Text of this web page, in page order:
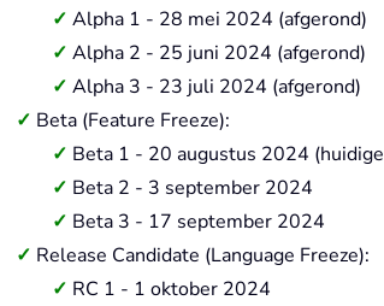
Alpha 1 - 28 mei 2024 (afgerond)
Alpha 2 - 25 juni 2024 (afgerond)
Alpha 3 - 23 juli 2024 (afgerond)
Beta (Feature Freeze):
Beta 1 - 20 augustus 2024
Beta 2 - 3 september 2024
Beta 3 - 17 september 2024
Release Candidate (Language Freeze):
RC 1 - 1 oktober 2024